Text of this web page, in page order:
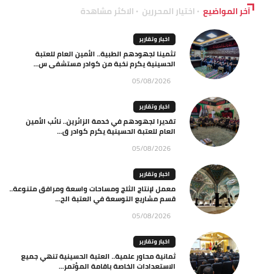
آخر المواضيع اختيار المحررين الاكثر مشاهدة
اخبار وتقارير
تثمينا لجهودهم الطبية.. الأمين العام للعتبة
الحسينية يكرم نخبة من كوادر مستشفى س...
05/08/2026
اخبار وتقارير
تقديرا لجهودهم في خدمة الزائرين.. نائب الأمين
العام للعتبة الحسينية يكرم كوادر ق...
05/08/2026
اخبار وتقارير
معمل لإنتاج الثلج ومساحات واسعة ومرافق متنوعة..
قسم مشاريع التوسعة في العتبة الح...
05/08/2026
اخبار وتقارير
ثمانية محاور علمية.. العتبة الحسينية تنهي جميع
الاستعدادات الخاصة باقامة المؤتمر...